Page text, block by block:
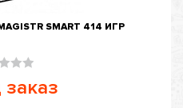
SMART 414 ИГР